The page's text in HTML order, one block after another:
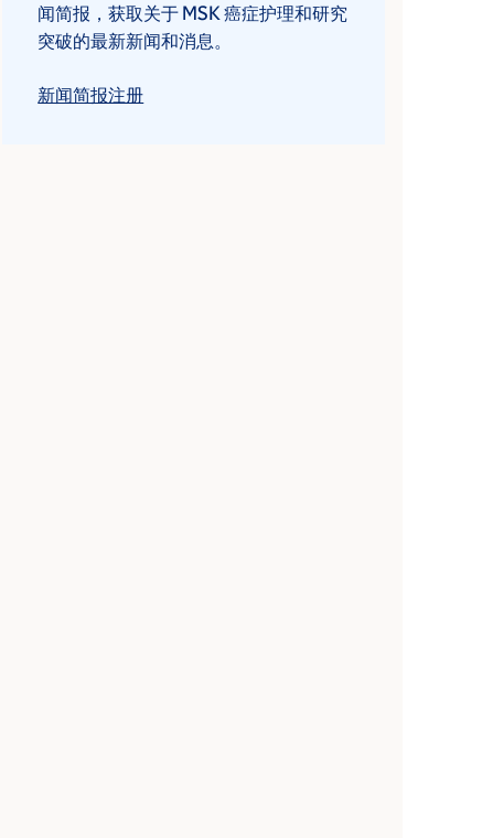
闻简报，获取关于 MSK 癌症护理和研究
突破的最新新闻和消息。
新闻简报注册